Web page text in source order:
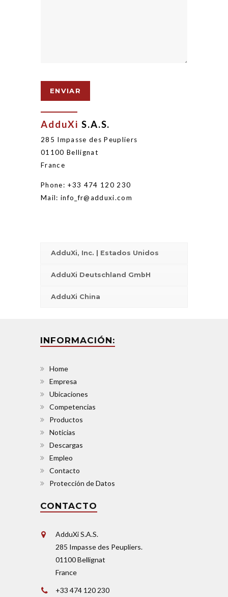
AdduXiS.A.S.
285 Impasse des Peu­pliers
01100 Bel­lignat
France
Phone: +33 474 120 230
Mail: info_fr@adduxi.com
AdduXi, Inc. | Estados Unidos
AdduXi Deutschland GmbH
AdduXi China
INFORMACIÓN:
Home
Empresa
Ubicaciones
Competencias
Productos
Noticias
Descargas
Empleo
Contacto
Protección de Datos
CONTACTO
AdduXi S.A.S.
285 Impasse des Peupliers.
01100 Bellignat
France
+33 474 120 230